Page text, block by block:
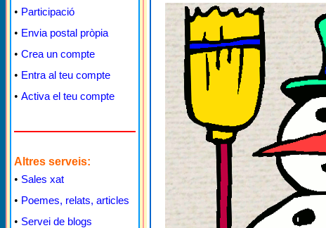
• Participació
• Envia postal pròpia
• Crea un compte
• Entra al teu compte
• Activa el teu compte
Altres serveis:
• Sales xat
• Poemes, relats, articles
• Servei de blogs